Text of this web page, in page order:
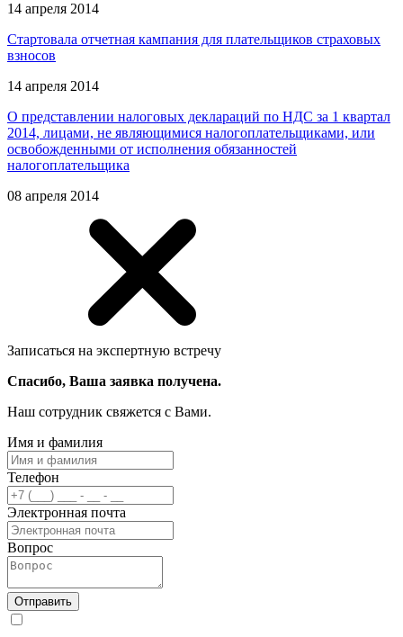
14 апреля 2014
Стартовала отчетная кампания для плательщиков страховых
взносов
14 апреля 2014
О представлении налоговых деклараций по НДС за 1 квартал
2014, лицами, не являющимися налогоплательщиками, или
освобожденными от исполнения обязанностей
налогоплательщика
08 апреля 2014
Записаться на экспертную встречу
Спасибо, Ваша заявка получена.
Наш сотрудник свяжется с Вами.
Имя и фамилия
Телефон
Электронная почта
Вопрос
Отправить